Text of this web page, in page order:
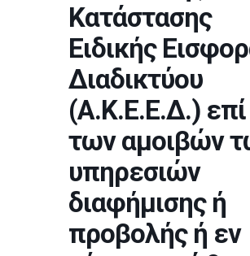
Κατάστασης
Ειδικής
Διαδικτύου
(Α.Κ.Ε.Ε.Δ.) επί
των αμοιβών
υπηρεσιών
διαφήμισης ή
προβολής ή εν